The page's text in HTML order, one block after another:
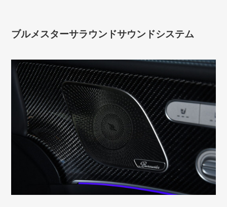
ブルメスターサラウンドサウンドシステム